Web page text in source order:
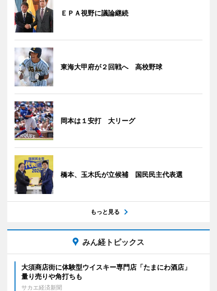
ＥＰＡ視野に議論継続
東海大甲府が２回戦へ 高校野球
岡本は１安打 大リーグ
橋本、玉木氏が立候補 国民民主代表選
もっと見る
みん経トピックス
大須商店街に体験型ウイスキー専門店「たまにわ酒店」
量り売りや角打ちも
サカエ経済新聞